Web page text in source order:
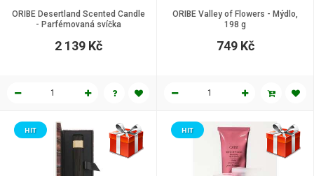
ORIBE Desertland Scented Candle
- Parfémovaná svíčka
2 139 Kč
ORIBE Valley of Flowers - Mýdlo,
198 g
749 Kč
HIT HIT